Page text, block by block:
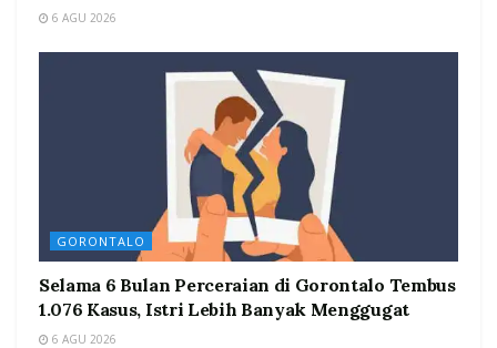
6 AGU 2026
GORONTALO
Selama 6 Bulan Perceraian di Gorontalo Tembus
1.076 Kasus, Istri Lebih Banyak Menggugat
6 AGU 2026